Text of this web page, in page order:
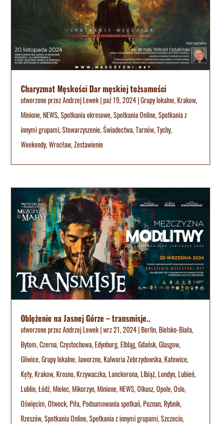
Charyzmat Męskości Dar męskiej tożsamości
utworzone przezAndrzej Lewek|paź 19, 2024|Grupy lokalne,Krakow,
Minione,NEWS,Spotkania okresowe,Spotkania Online,Spotkania z
innymi grupami,Stowarzyszenie,Świadectwa,Tarnów,Tychy,
Weekendy,Wrocław,Zestawienie
Oblężenie na Jasnej Górze – transmisje..
utworzone przezAndrzej Lewek|wrz 21, 2024|Berlin,Bielsko-Biała,
Bytom,Czerna,Częstochowa,Edynburg,Elbląg,Gdańsk,Glasgow,
Gliwice,Grupy lokalne,Jaworzno,Kalwaria Zebrzydowska,Katowice,
Kęty,Krakow,Krosno,Krzywaczka,Lanckorona,LIbiąż,Londyn,Lubień,
Lublin,Łódź,Mielec,Mikorzyn,Minione,NEWS,Olkusz,Opole,Oslo,
Oświęcim,Otwock,Piła,Podsumowania spotkań,Poznan,Rybnik,
Rzeszów,Spotkania Online,Spotkania z innymi grupami,Szczecin,